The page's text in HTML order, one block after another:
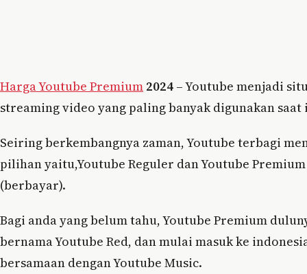
Harga Youtube Premium 2024 – Youtube menjadi
streaming video yang paling banyak digunakan saat
Seiring berkembangnya zaman, Youtube terbagi
pilihan yaitu,Youtube Reguler dan Youtube
(berbayar).
Bagi anda yang belum tahu, Youtube Premium
bernama Youtube Red, dan mulai masuk ke
bersamaan dengan Youtube Music.